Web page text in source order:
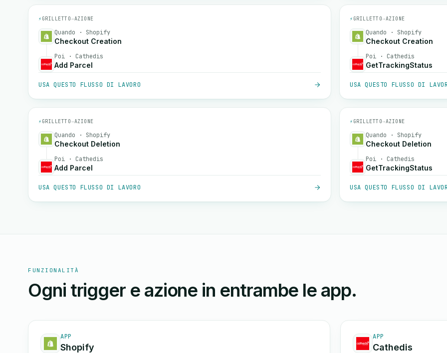
⚡ GRILLETTO→AZIONE
Quando · Shopify
Checkout Creation
Poi · Cathedis
Add Parcel
USA QUESTO FLUSSO DI LAVORO
⚡ GRILLETTO→AZIONE
Quando · Shopify
Checkout Creation
Poi · Cathedis
GetTrackingStatus
USA QUESTO FLUSSO DI
⚡ GRILLETTO→AZIONE
Quando · Shopify
Checkout Deletion
Poi · Cathedis
Add Parcel
USA QUESTO FLUSSO DI LAVORO
⚡ GRILLETTO→AZIONE
Quando · Shopify
Checkout Deletion
Poi · Cathedis
GetTrackingStatus
USA QUESTO FLUSSO DI
FUNZIONALITÀ
Ogni trigger e azione in entrambe le app.
APP
Shopify
APP
Cathedis